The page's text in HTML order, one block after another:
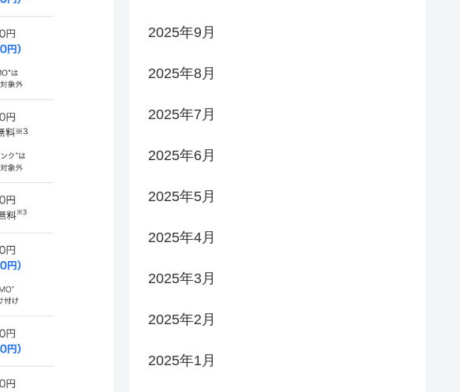
2025年9月
2025年8月
2025年7月
2025年6月
2025年5月
2025年4月
2025年3月
2025年2月
2025年1月